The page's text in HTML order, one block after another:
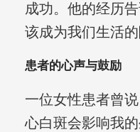
成功。他的经历
该成为我们生活的
患者的心声与鼓励
一位女性患者曾
心白斑会影响我